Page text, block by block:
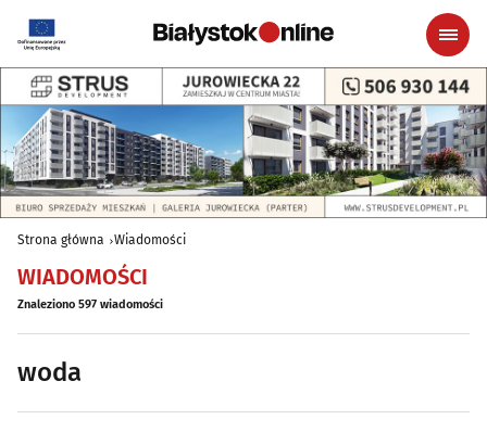
Strona główna Wiadomości
WIADOMOŚCI
Znaleziono 597 wiadomości
woda